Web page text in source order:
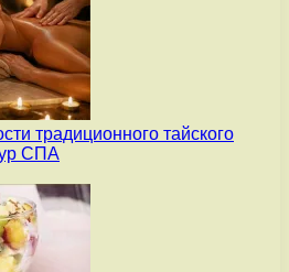
традиционного тайского
СПА